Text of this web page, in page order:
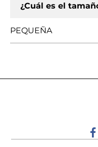
¿Cuál es el
PEQUEÑA